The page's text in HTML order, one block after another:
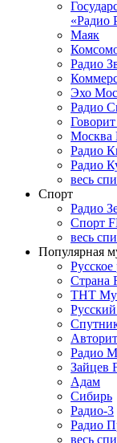
«Радио
Маяк
Радио
Эхо
Радио
Москва
Радио
Радио
весь
Спорт
Радио
Спорт
весь
Популярная
Русское
Страна
ТНТ
Радио
Зайцев
Адам
Сибирь
Радио-3
Радио
весь